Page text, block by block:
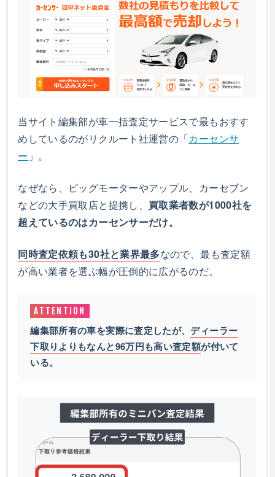
当サイト編集部が車一括査定サービスで最もおすす
めしているのがリクルート社運営の「カーセンサ
ー 」。
なぜなら、ビッグモーターやアップル、カーセブン
などの大手買取店と提携し、 買取業者数が1000社を
超えているのはカーセンサーだけ。
同時査定依頼も30社と業界最多なので、最も査定額
が高い業者を選ぶ幅が圧倒的に広がるのだ。
編集部所有の車を実際に査定したが、ディーラー
下取りよりもなんと96万円も高い査定額が付いて
いる。